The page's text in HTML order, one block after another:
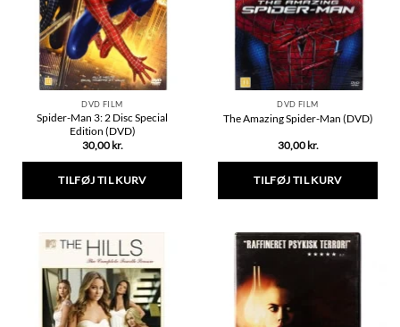
DVD FILM
Spider-Man 3: 2 Disc Special
Edition (DVD)
30,00 kr.
TILFØJ TIL KURV
DVD FILM
The Amazing Spider-Man (DVD)
30,00 kr.
TILFØJ TIL KURV